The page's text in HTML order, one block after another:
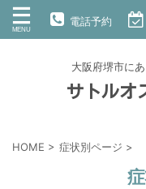
電話予約
大阪府堺市に
サトルオ
HOME > 症状別ページ >